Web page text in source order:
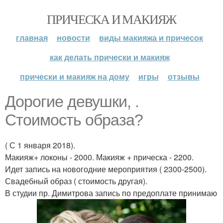
ПРИЧЕСКА И МАКИЯЖ
главная новости
виды макияжа и причесок
как делать прически и макияж
прически и макияж на дому
игры отзывы
Дорогие девушки, .
Стоимость образа?
( С 1 января 2018).
Макияж+ локоны - 2000. Макияж + прическа - 2200.
Идет запись на новогодние мероприятия ( 2300-2500).
Свадебный образ ( стоимость другая).
В студии пр. Димитрова запись по предоплате принимаю